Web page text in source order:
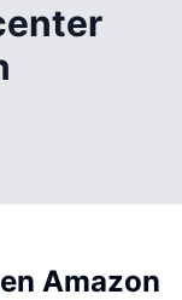
Amazon